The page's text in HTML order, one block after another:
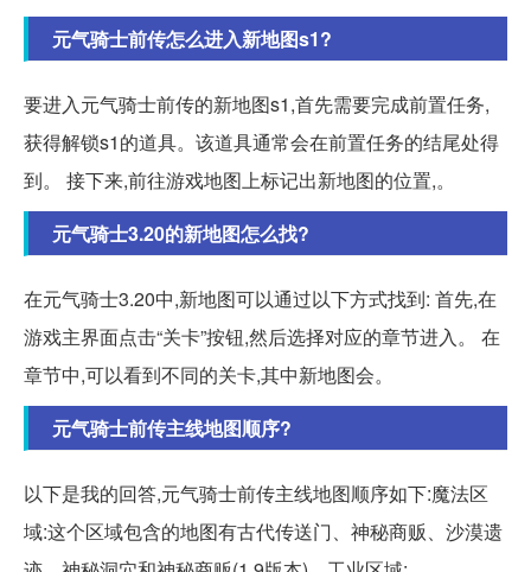
元气骑士前传怎么进入新地图s1?
要进入元气骑士前传的新地图s1,首先需要完成前置任务,
获得解锁s1的道具。该道具通常会在前置任务的结尾处得
到。 接下来,前往游戏地图上标记出新地图的位置,。
元气骑士3.20的新地图怎么找?
在元气骑士3.20中,新地图可以通过以下方式找到: 首先,在
游戏主界面点击“关卡”按钮,然后选择对应的章节进入。 在
章节中,可以看到不同的关卡,其中新地图会。
元气骑士前传主线地图顺序?
以下是我的回答,元气骑士前传主线地图顺序如下:魔法区
域:这个区域包含的地图有古代传送门、神秘商贩、沙漠遗